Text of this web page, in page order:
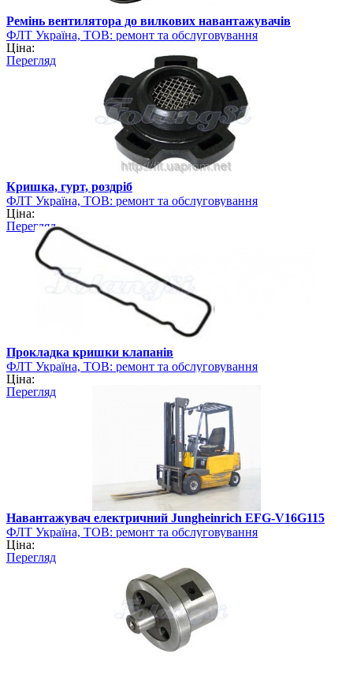
Ремінь вентилятора до вилкових навантажувачів
ФЛТ Україна, ТОВ: ремонт та обслуговування
навантажувально-розвантажувальної техніки
Ціна:
Перегляд
Кришка, гурт, роздріб
ФЛТ Україна, ТОВ: ремонт та обслуговування
навантажувально-розвантажувальної техніки
Ціна:
Перегляд
Прокладка кришки клапанів
ФЛТ Україна, ТОВ: ремонт та обслуговування
навантажувально-розвантажувальної техніки
Ціна:
Перегляд
Навантажувач електричний Jungheinrich EFG-V16G115
ФЛТ Україна, ТОВ: ремонт та обслуговування
навантажувально-розвантажувальної техніки
Ціна:
Перегляд